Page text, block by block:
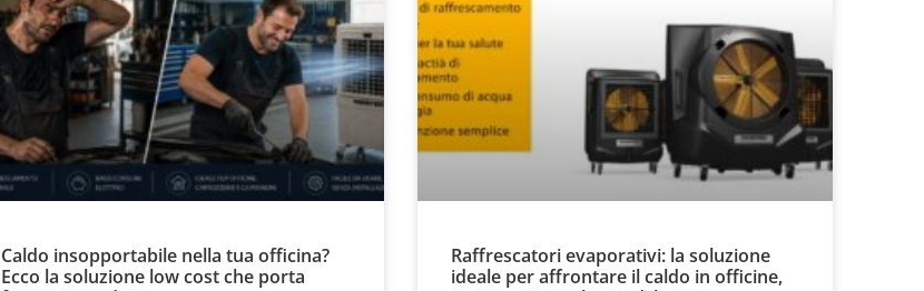
Caldo insopportabile nella tua officina?
Ecco la soluzione low cost che porta
Raffrescatori evaporativi: la soluzione
ideale per affrontare il caldo in officine,